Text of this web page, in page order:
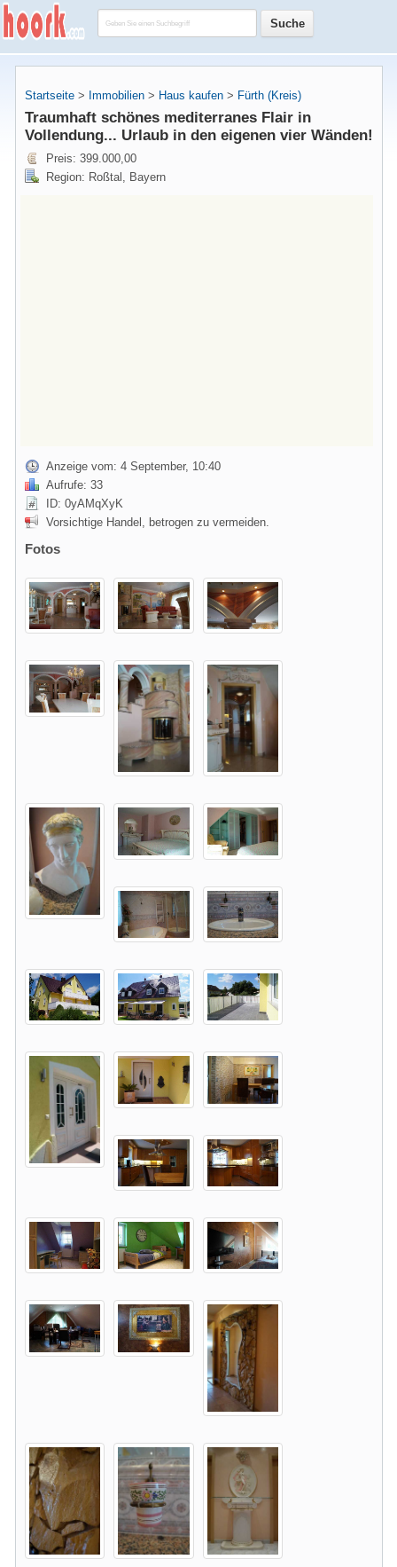
Startseite > Immobilien > Haus kaufen > Fürth (Kreis)
Traumhaft schönes mediterranes Flair in
Vollendung... Urlaub in den eigenen vier Wänden!
Preis: 399.000,00
Region: Roßtal, Bayern
Anzeige vom: 4 September, 10:40
Aufrufe: 33
ID: 0yAMqXyK
Vorsichtige Handel, betrogen zu vermeiden.
Fotos